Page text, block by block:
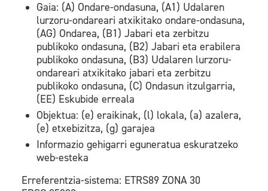
Gaia: (A) Ondare-ondasuna, (A1) Udalaren
lurzoru-ondareari atxikitako ondare-ondasuna,
(AG) Ondarea, (B1) Jabari eta zerbitzu
publikoko ondasuna, (B2) Jabari eta erabilera
publikoko ondasuna, (B3) Udalaren lurzoru-
ondareari atxikitako jabari eta zerbitzu
publikoko ondasuna, (C) Ondasun itzulgarria,
(EE) Eskubide erreala
Objektua: (e) eraikinak, (l) lokala, (a) azalera,
(e) etxebizitza, (g) garajea
Informazio gehigarri eguneratua eskuratzeko
web-esteka
Erreferentzia-sistema: ETRS89 ZONA 30